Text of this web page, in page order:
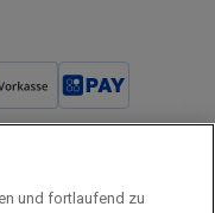
und fortlaufend zu